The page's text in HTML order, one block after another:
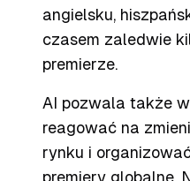
angielsku,
czasem zaledwie
premierze.
AI pozwala także
reagować na
rynku i
premiery globalne.